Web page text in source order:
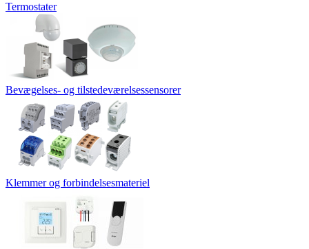
Termostater
Bevægelses- og tilstedeværelsessensorer
Klemmer og forbindelsesmateriel